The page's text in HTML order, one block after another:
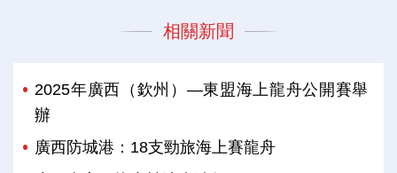
相關新聞
2025年廣西（欽州）—東盟海上龍舟公開賽舉
辦
廣西防城港：18支勁旅海上賽龍舟